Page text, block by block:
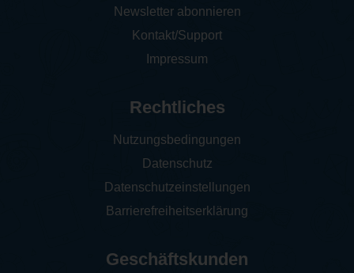
Newsletter abonnieren
Kontakt/Support
Impressum
Rechtliches
Nutzungsbedingungen
Datenschutz
Datenschutzeinstellungen
Barrierefreiheitserklärung
Geschäftskunden